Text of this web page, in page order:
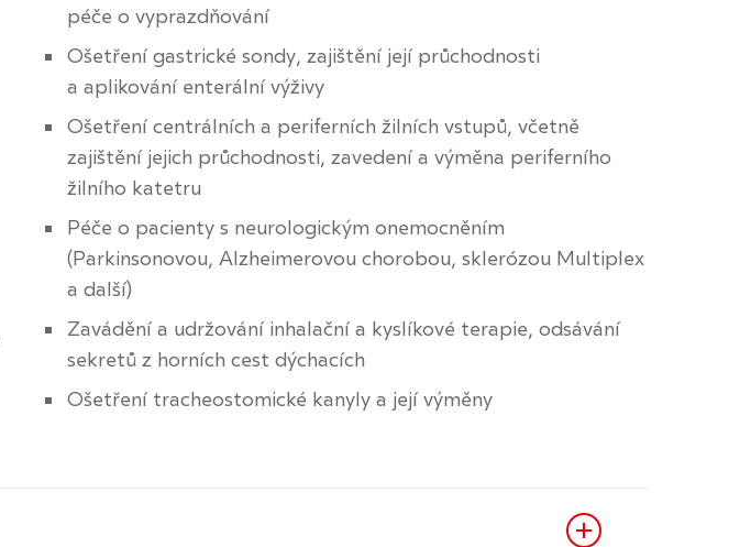
péče o vyprazdňování
Ošetření gastrické sondy, zajištění její průchodnosti
a aplikování enterální výživy
Ošetření centrálních a periferních žilních vstupů, včetně
zajištění jejich průchodnosti, zavedení a výměna periferního
žilního katetru
Péče o pacienty s neurologickým onemocněním
(Parkinsonovou, Alzheimerovou chorobou, sklerózou Multiplex
a další)
Zavádění a udržování inhalační a kyslíkové terapie, odsávání
sekretů z horních cest dýchacích
Ošetření tracheostomické kanyly a její výměny